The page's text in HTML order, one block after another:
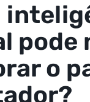
pode
o